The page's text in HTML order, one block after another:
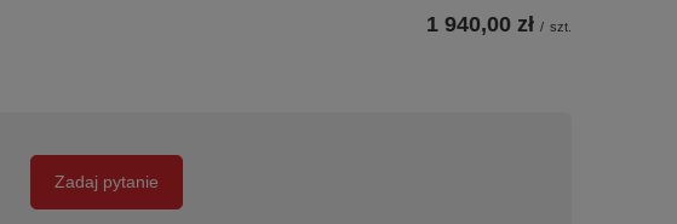
1 940,00 zł / szt.
Zadaj pytanie